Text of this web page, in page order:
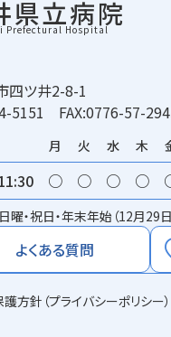
県立病院
Prefectural Hospital
四ツ井2-8-1
5151 FAX:0776-57-
月 火 水 木
○ ○ ○ ○
曜・祝日・年末年始（12月29
よくある質問
方針（プライバシーポリシー）